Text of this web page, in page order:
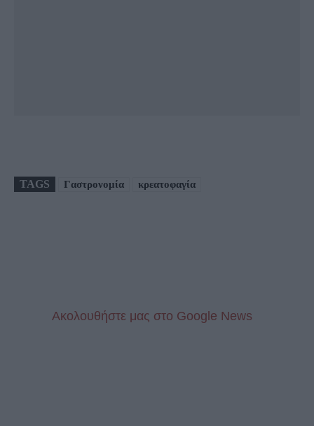
TAGS Γαστρονομία κρεατοφαγία
Aκολουθήστε μας στo Google News